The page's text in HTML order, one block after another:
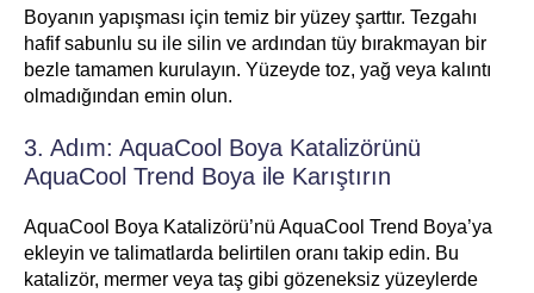
Boyanın yapışması için temiz bir yüzey şarttır. Tezgahı
hafif sabunlu su ile silin ve ardından tüy bırakmayan bir
bezle tamamen kurulayın. Yüzeyde toz, yağ veya kalıntı
olmadığından emin olun.
3. Adım: AquaCool Boya Katalizörünü
AquaCool Trend Boya ile Karıştırın
AquaCool Boya Katalizörü’nü AquaCool Trend Boya’ya
ekleyin ve talimatlarda belirtilen oranı takip edin. Bu
katalizör, mermer veya taş gibi gözeneksiz yüzeylerde